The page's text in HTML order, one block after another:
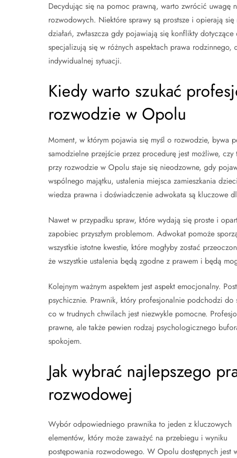
Decydując się na pomoc prawną, warto zwrócić uwagę
rozwodowych. Niektóre sprawy są prostsze i opierają
działań, zwłaszcza gdy pojawiają się konflikty
specjalizują się w różnych aspektach prawa
indywidualnej sytuacji.
Kiedy warto szukać
rozwodzie w Opolu
Moment, w którym pojawia się myśl o rozwodzie, bywa
samodzielne przejście przez procedurę jest możliwe,
przy rozwodzie w Opolu staje się nieodzowne, gdy
wspólnego majątku, ustalenia miejsca zamieszkania
wiedza prawna i doświadczenie adwokata są kluczowe
Nawet w przypadku spraw, które wydają się proste i
zapobiec przyszłym problemom. Adwokat pomoże
wszystkie istotne kwestie, które mogłyby zostać
że wszystkie ustalenia będą zgodne z prawem i będą
Kolejnym ważnym aspektem jest aspekt emocjonalny.
psychicznie. Prawnik, który profesjonalnie podchodzi
co w trudnych chwilach jest niezwykle pomocne.
prawne, ale także pewien rodzaj psychologicznego
spokojem.
Jak wybrać najlepszego
rozwodowej
Wybór odpowiedniego prawnika to jeden z kluczowych
elementów, który może zaważyć na przebiegu i wyniku
postępowania rozwodowego. W Opolu dostępnych jest